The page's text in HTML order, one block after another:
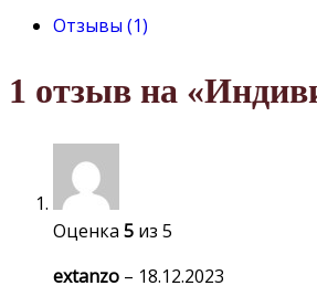
Отзывы (1)
1 отзыв на
Оценка 5 из 5
extanzo – 18.12.2023